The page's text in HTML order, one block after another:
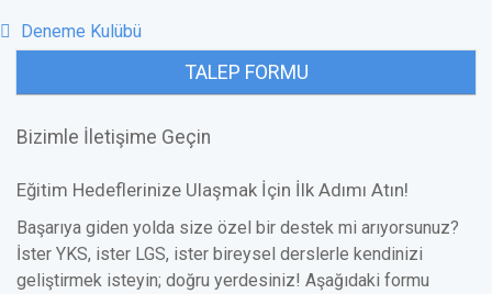
Deneme Kulübü
TALEP FORMU
Bizimle İletişime Geçin
Eğitim Hedeflerinize Ulaşmak İçin İlk Adımı Atın!
Başarıya giden yolda size özel bir destek mi arıyorsunuz?
İster YKS, ister LGS, ister bireysel derslerle kendinizi
geliştirmek isteyin; doğru yerdesiniz! Aşağıdaki formu